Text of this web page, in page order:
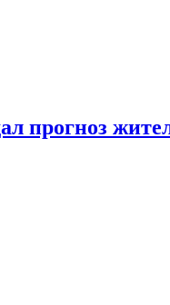
прогноз